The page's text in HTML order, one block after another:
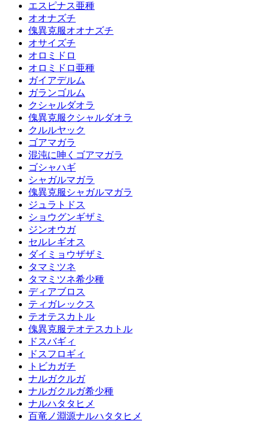
エスピナス亜種
オオナズチ
傀異克服オオナズチ
オサイズチ
オロミドロ
オロミドロ亜種
ガイアデルム
ガランゴルム
クシャルダオラ
傀異克服クシャルダオラ
クルルヤック
ゴアマガラ
混沌に呻くゴアマガラ
ゴシャハギ
シャガルマガラ
傀異克服シャガルマガラ
ジュラトドス
ショウグンギザミ
ジンオウガ
セルレギオス
ダイミョウザザミ
タマミツネ
タマミツネ希少種
ディアブロス
ティガレックス
テオテスカトル
傀異克服テオテスカトル
ドスバギィ
ドスフロギィ
トビカガチ
ナルガクルガ
ナルガクルガ希少種
ナルハタタヒメ
百竜ノ淵源ナルハタタヒメ